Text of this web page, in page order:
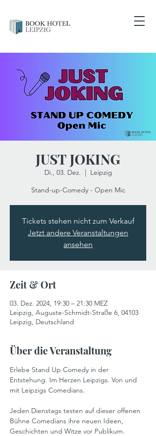
JUST JOKING
Di., 03. Dez.
  |
Leipzig
Stand-up-Comedy - Open Mic
Tickets stehen nicht zum Verkauf
Jetzt andere Veranstaltungen
ansehen
Zeit & Ort
03. Dez. 2024, 19:30 – 21:30 MEZ
Leipzig, Auguste-Schmidt-Straße 6, 04103
Leipzig, Deutschland
Über die Veranstaltung
Erlebe Stand Up Comedy in der
Entstehung. Im Herzen Leipzigs. Von und
mit Leipzigs Comedians.
Jeden Dienstags testen auf dieser offenen
Bühne Comedians ihre neuen Ideen,
Geschichten und Witze vor Publikum.